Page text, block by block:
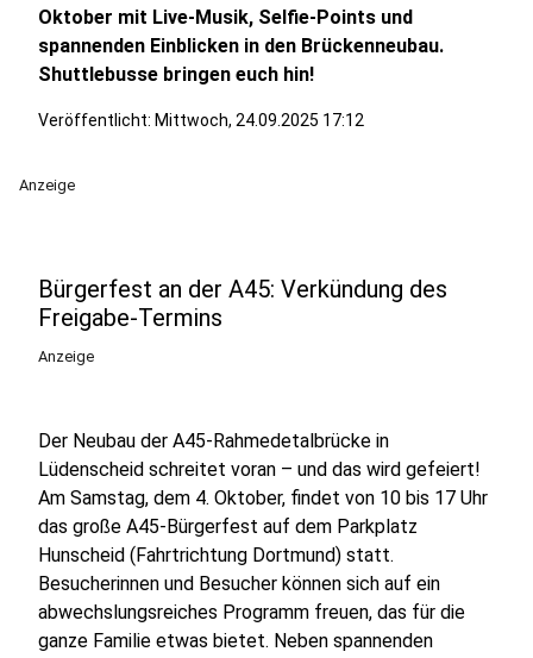
Oktober mit Live-Musik, Selfie-Points und
spannenden Einblicken in den Brückenneubau.
Shuttlebusse bringen euch hin!
Veröffentlicht: Mittwoch, 24.09.2025 17:12
Anzeige
Bürgerfest an der A45: Verkündung des
Freigabe-Termins
Anzeige
Der Neubau der A45-Rahmedetalbrücke in
Lüdenscheid schreitet voran – und das wird gefeiert!
Am Samstag, dem 4. Oktober, findet von 10 bis 17 Uhr
das große A45-Bürgerfest auf dem Parkplatz
Hunscheid (Fahrtrichtung Dortmund) statt.
Besucherinnen und Besucher können sich auf ein
abwechslungsreiches Programm freuen, das für die
ganze Familie etwas bietet. Neben spannenden